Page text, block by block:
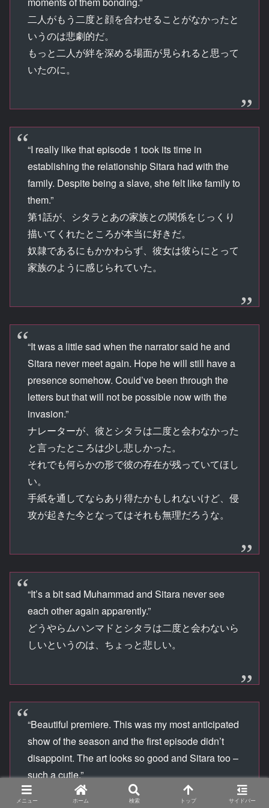
二人がもう二度と顔を合わせることがなかったと
いうのは悲劇的だ。
もっと二人が絆を深める場面が見られると思って
いたのに。
“I really like that episode 1 took its time in
establishing the relationship Sitara had with the
family. Despite being a slave, she felt like family to
them.”
第1話が、シタラとあの家族との関係をじっくり
描いてくれたところが本当に好きだ。
奴隷であるにもかかわらず、彼女は彼らにとって
家族のように感じられていた。
“It was a little sad when the narrator said he and
Sitara never meet again. Hope he will still have a
presence somehow. Could’ve been through the
letters but that will not be possible now with the
invasion.”
ナレーターが、彼とシタラは二度と会わなかった
と言ったところは少し悲しかった。
それでも何らかの形で彼の存在が残っていてほし
い。
手紙を通してならあり得たかもしれないけど、侵
攻が起きた今となってはそれも無理だろうな。
“It’s a bit sad Muhammad and Sitara never see
each other again apparently.”
どうやらムハンマドとシタラは二度と会わないら
しいというのは、ちょっと悲しい。
“Beautiful premiere. This was my most anticipated
show of the season and the first episode didn’t
disappoint. The art looks so good and Sitara too –
such a cutie.”
美しいプレミアだった。
メニュー ホーム 検索 トップ サイドバー